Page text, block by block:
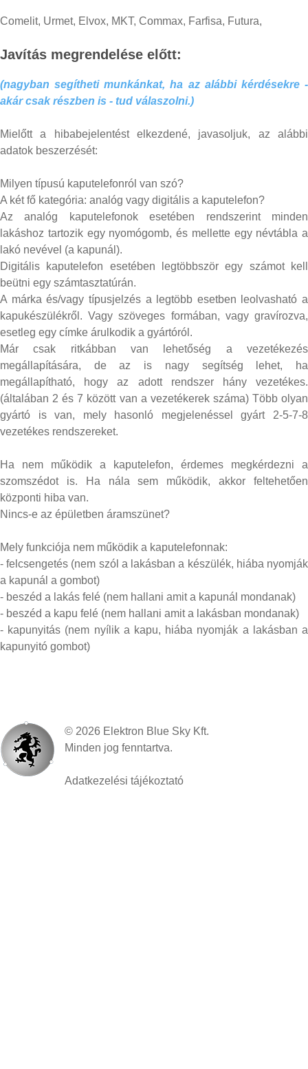
Comelit, Urmet, Elvox, MKT, Commax, Farfisa, Futura,
Javítás megrendelése előtt:
(nagyban segítheti munkánkat, ha az alábbi kérdésekre -
akár csak részben is - tud válaszolni.)
Mielőtt a hibabejelentést elkezdené, javasoljuk, az alábbi
adatok beszerzését:
Milyen típusú kaputelefonról van szó?
A két fő kategória: analóg vagy digitális a kaputelefon?
Az analóg kaputelefonok esetében rendszerint minden
lakáshoz tartozik egy nyomógomb, és mellette egy névtábla a
lakó nevével (a kapunál).
Digitális kaputelefon esetében legtöbbször egy számot kell
beütni egy számtasztatúrán.
A márka és/vagy típusjelzés a legtöbb esetben leolvasható a
kapukészülékről. Vagy szöveges formában, vagy gravírozva,
esetleg egy címke árulkodik a gyártóról.
Már csak ritkábban van lehetőség a vezetékezés
megállapítására, de az is nagy segítség lehet, ha
megállapítható, hogy az adott rendszer hány vezetékes.
(általában 2 és 7 között van a vezetékerek száma) Több olyan
gyártó is van, mely hasonló megjelenéssel gyárt 2-5-7-8
vezetékes rendszereket.
Ha nem működik a kaputelefon, érdemes megkérdezni a
szomszédot is. Ha nála sem működik, akkor feltehetően
központi hiba van.
Nincs-e az épületben áramszünet?
Mely funkciója nem működik a kaputelefonnak:
- felcsengetés (nem szól a lakásban a készülék, hiába nyomják
a kapunál a gombot)
- beszéd a lakás felé (nem hallani amit a kapunál mondanak)
- beszéd a kapu felé (nem hallani amit a lakásban mondanak)
- kapunyitás (nem nyílik a kapu, hiába nyomják a lakásban a
kapunyitó gombot)
© 2026 Elektron Blue Sky Kft.
Minden jog fenntartva.
Adatkezelési tájékoztató